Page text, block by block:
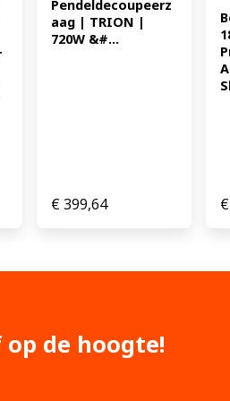
Pendeldecoupeerz
aag | TRION |
720W &#...
€399,64 €
de hoogte!